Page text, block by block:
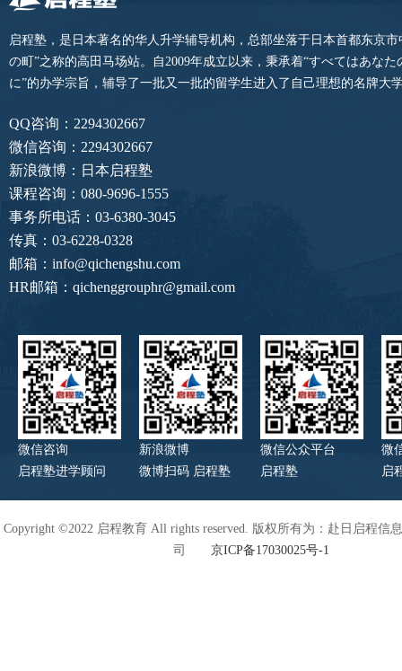
启程塾，是日本著名的华人升学辅导机构，总部坐落于日本首都东京市
の町”之称的高田马场站。自2009年成立以来，秉承着“すべてはあなた
に”的办学宗旨，辅导了一批又一批的留学生进入了自己理想的名牌大
QQ咨询：2294302667
微信咨询：2294302667
新浪微博：日本启程塾
课程咨询：080-9696-1555
事务所电话：03-6380-3045
传真：03-6228-0328
邮箱：info@qichengshu.com
HR邮箱：qichenggrouphr@gmail.com
微信咨询
启程塾进学顾问
新浪微博
微博扫码 启程塾
微信公众平台
启程塾
微
启
Copyright ©2022 启程教育 All rights reserved. 版权所有为：赴日启程信
司 京ICP备17030025号-1